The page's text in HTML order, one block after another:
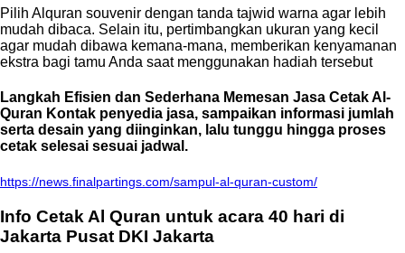
Pilih Alquran souvenir dengan tanda tajwid warna agar lebih
mudah dibaca. Selain itu, pertimbangkan ukuran yang kecil
agar mudah dibawa kemana-mana, memberikan kenyamanan
ekstra bagi tamu Anda saat menggunakan hadiah tersebut
Langkah Efisien dan Sederhana Memesan Jasa Cetak Al-
Quran Kontak penyedia jasa, sampaikan informasi jumlah
serta desain yang diinginkan, lalu tunggu hingga proses
cetak selesai sesuai jadwal.
https://news.finalpartings.com/sampul-al-quran-custom/
Info Cetak Al Quran untuk acara 40 hari di
Jakarta Pusat DKI Jakarta